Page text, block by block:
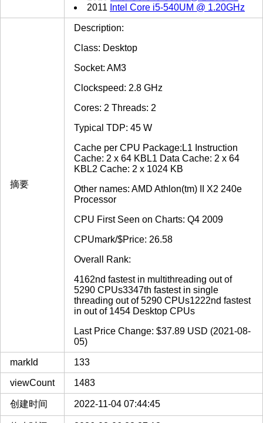
2011 Intel Core i5-540UM @ 1.20GHz
摘要
Description:
Class: Desktop
Socket: AM3
Clockspeed: 2.8 GHz
Cores: 2 Threads: 2
Typical TDP: 45 W
Cache per CPU Package:L1 Instruction
Cache: 2 x 64 KBL1 Data Cache: 2 x 64
KBL2 Cache: 2 x 1024 KB
Other names: AMD Athlon(tm) II X2 240e
Processor
CPU First Seen on Charts: Q4 2009
CPUmark/$Price: 26.58
Overall Rank:
4162nd fastest in multithreading out of
5290 CPUs3347th fastest in single
threading out of 5290 CPUs1222nd fastest
in out of 1454 Desktop CPUs
Last Price Change: $37.89 USD (2021-08-
05)
markId 133
viewCount 1483
创建时间 2022-11-04 07:44:45